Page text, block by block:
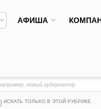
АФИША
ИСКАТЬ ТОЛЬКО В ЭТОЙ РУБРИКЕ